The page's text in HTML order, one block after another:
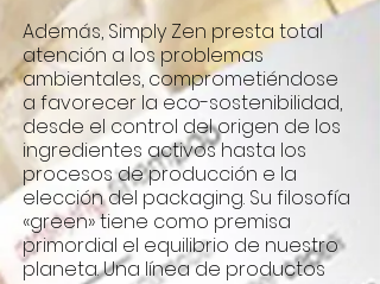
Además, Simply Zen presta total
atención a los problemas
ambientales, comprometiéndose
a favorecer la eco-sostenibilidad,
desde el control del origen de los
ingredientes activos hasta los
procesos de producción e la
elección del packaging. Su filosofía
«green» tiene como premisa
primordial el equilibrio de nuestro
planeta. Una línea de productos